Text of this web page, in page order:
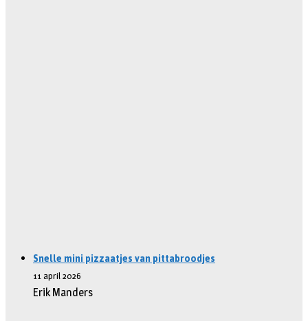
Snelle mini pizzaatjes van pittabroodjes
11 april 2026
Erik Manders